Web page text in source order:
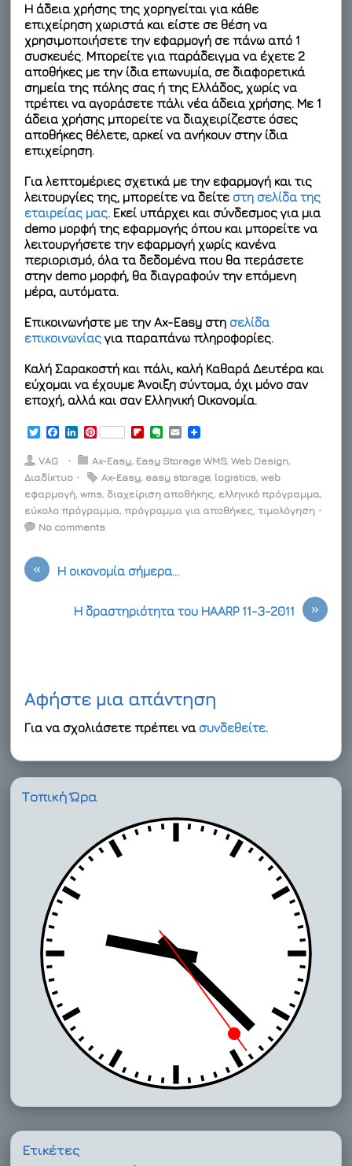
Η άδεια χρήσης της χορηγείται για κάθε
επιχείρηση χωριστά και είστε σε θέση να
χρησιμοποιήσετε την εφαρμογή σε πάνω από 1
συσκευές. Μπορείτε για παράδειγμα να έχετε 2
αποθήκες με την ίδια επωνυμία, σε διαφορετικά
σημεία της πόλης σας ή της Ελλάδος, χωρίς να
πρέπει να αγοράσετε πάλι νέα άδεια χρήσης. Με 1
άδεια χρήσης μπορείτε να διαχειρίζεστε όσες
αποθήκες θέλετε, αρκεί να ανήκουν στην ίδια
επιχείρηση.
Για λεπτομέριες σχετικά με την εφαρμογή και τις
λειτουργίες της, μπορείτε να δείτε στη σελίδα της
εταιρείας μας. Εκεί υπάρχει και σύνδεσμος για μια
demo μορφή της εφαρμογής όπου και μπορείτε να
λειτουργήσετε την εφαρμογή χωρίς κανένα
περιορισμό, όλα τα δεδομένα που θα περάσετε
στην demo μορφή, θα διαγραφούν την επόμενη
μέρα, αυτόματα.
Επικοινωνήστε με την Ax-Easy στη σελίδα
επικοινωνίας για παραπάνω πληροφορίες.
Καλή Σαρακοστή και πάλι, καλή Καθαρά Δευτέρα και
εύχομαι να έχουμε Άνοιξη σύντομα, όχι μόνο σαν
εποχή, αλλά και σαν Ελληνική Οικονομία.
T
i
t
t
e
r
F
b
o
o
L
n
e
d
I
n
P
n
e
r
e
s
t
F
i
b
o
a
r
e
n
o
t
e
E
a
l
VAG ⋅ Ax-Easy, Easy Storage WMS,Web Design,
Διαδίκτυο ⋅ Ax-Easy, easy storage, logistics,web
εφαρμογή,wms, διαχείριση αποθήκης, ελληνικό πρόγραμμα,
εύκολο πρόγραμμα,πρόγραμμα για αποθήκες,τιμολόγηση ⋅
No comments
« Η οικονομία σήμερα…
»
Η δραστηριότητα του HAARP 11-3-2011
Αφήστε μια απάντηση
Για να σχολιάσετε πρέπει να συνδεθείτε.
Τοπική Ώρα
Ετικέτες